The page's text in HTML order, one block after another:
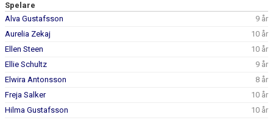
KONTAKT
Spelare
Alva Gustafsson
9 år
Aurelia Zekaj
10 år
Ellen Steen
10 år
Ellie Schultz
9 år
Elwira Antonsson
8 år
Freja Salker
10 år
Hilma Gustafsson
10 år